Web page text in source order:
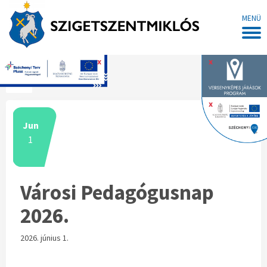
MENÜ
x
x
x
Főoldal
Jun
1
Városi Pedagógusnap
2026.
2026. június 1.